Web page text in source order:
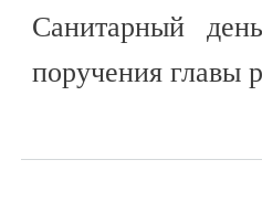
Санитарный
поручения главы